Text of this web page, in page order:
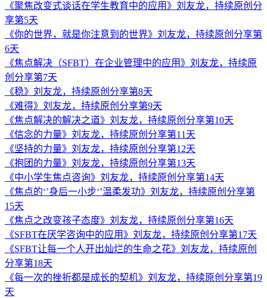
《聚焦改变式谈话在学生教育中的应用》刘友龙，持续原创分
享第5天
《你的世界，就是你注意到的世界》刘友龙，持续原创分享第
6天
《焦点解决（SFBT）在企业管理中的应用》刘友龙，持续原
创分享第7天
《稳》刘友龙，持续原创分享第8天
《难得》刘友龙，持续原创分享第9天
《焦点解决的解决之道》刘友龙，持续原创分享第10天
《信念的力量》刘友龙，持续原创分享第11天
《坚持的力量》刘友龙，持续原创分享第12天
《抱团的力量》刘友龙，持续原创分享第13天
《中小学生焦点咨询》刘友龙，持续原创分享第14天
《焦点的‘’身后一小步‘’温柔发功》刘友龙，持续原创分享第
15天
《焦点之改变孩子态度》刘友龙，持续原创分享第16天
《SFBT在厌学咨询中的应用》刘友龙，持续原创分享第17天
《SFBT让每一个人开出灿烂的生命之花》刘友龙，持续原创
分享第18天
《每一次的挫折都是成长的契机》刘友龙，持续原创分享第19
天